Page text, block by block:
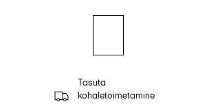
Tasuta
kohaletoimetamine